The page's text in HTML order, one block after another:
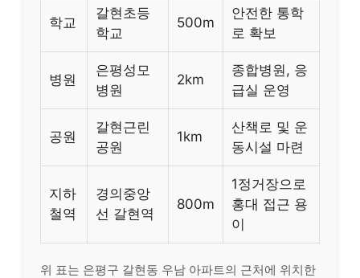
학교
갈현초등
학교
500m
안전한 통학
로 확보
병원
은평성모
병원
2km
종합병원, 응
급실 운영
공원
갈현근린
공원
1km
산책로 및 운
동시설 마련
지하
철역
경의중앙
선 갈현역
800m
1정거장으로
홍대 접근 용
이
위 표는 은평구 갈현동 우남 아파트의 근처에 위치한